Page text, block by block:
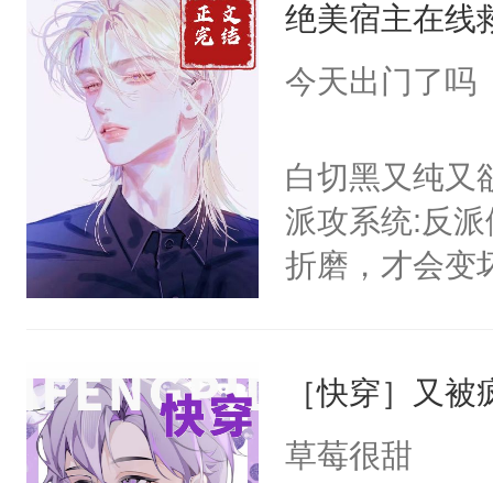
困在别墅深处
的脚踝，肆意
红：“师尊的
Alpha大佬轻
动，“老婆，
他的手腕，清
的混血影帝
天，“老婆
任务的姜洛洛
绝美宿主在线
今天出门了吗
白切黑又纯又
派攻系统:反
折磨，才会变
缓行驶在柏
郁白淡漠的收
［快穿］又
草莓很甜